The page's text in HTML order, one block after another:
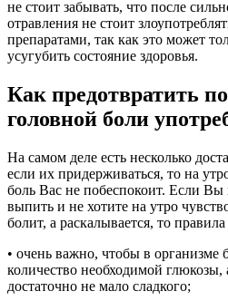
не стоит забывать, что после
отравления не стоит
препаратами, так как это может
усугубить состояние здоровья.
Как предотвратить
головной боли
На самом деле есть несколько
если их придерживаться, то на
боль Вас не побеспокоит. Если Вы
выпить и не хотите на утро
болит, а раскалывается, то
• очень важно, чтобы в организме
количество необходимой глюкозы,
достаточно не мало сладкого;